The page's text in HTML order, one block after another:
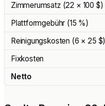
Zimmerumsatz (22 × 100 $)
Plattformgebühr (15 %)
Reinigungskosten (6 × 25 $)
Fixkosten
Netto